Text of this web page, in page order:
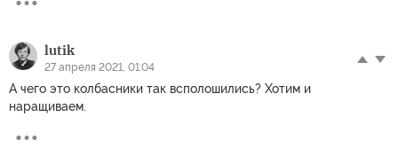
lutik
27 апреля 2021, 01:04
А чего это колбасники так всполошились? Хотим и
наращиваем.